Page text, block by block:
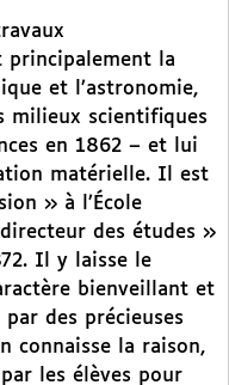
principalement la
et l’astronomie,
milieux scientifiques
en 1862 – et lui
matérielle. Il est
» à l’École
des études »
Il y laisse le
bienveillant et
des précieuses
connaisse la raison,
les élèves pour